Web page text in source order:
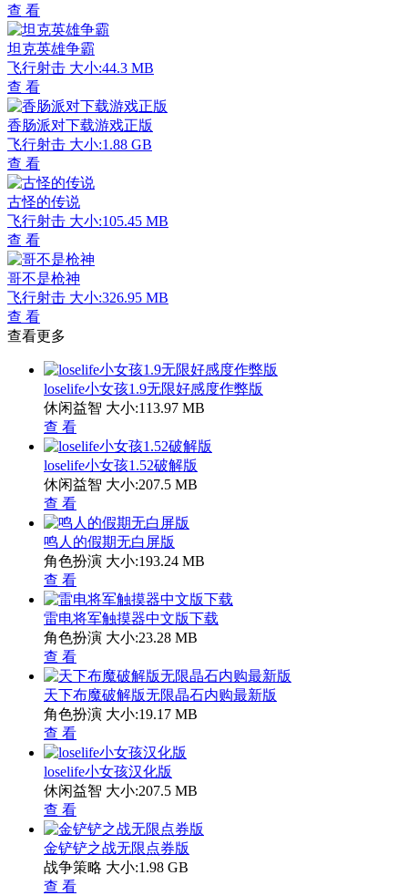
查 看
坦克英雄争霸
飞行射击 大小:44.3 MB
查 看
香肠派对下载游戏正版
飞行射击 大小:1.88 GB
查 看
古怪的传说
飞行射击 大小:105.45 MB
查 看
哥不是枪神
飞行射击 大小:326.95 MB
查 看
查看更多
loselife小女孩1.9无限好感度作弊版
休闲益智 大小:113.97 MB
查 看
loselife小女孩1.52破解版
休闲益智 大小:207.5 MB
查 看
鸣人的假期无白屏版
角色扮演 大小:193.24 MB
查 看
雷电将军触摸器中文版下载
角色扮演 大小:23.28 MB
查 看
天下布魔破解版无限晶石内购最新版
角色扮演 大小:19.17 MB
查 看
loselife小女孩汉化版
休闲益智 大小:207.5 MB
查 看
金铲铲之战无限点券版
战争策略 大小:1.98 GB
查 看